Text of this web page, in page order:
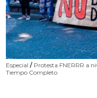
Especial / Protesta FNERRR a
Tiempo Completo